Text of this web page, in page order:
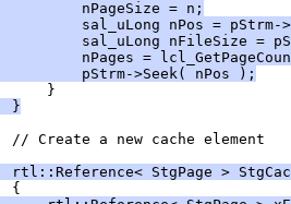
nPageSize = n;
sal_uLong nPos = pStrm-
sal_uLong nFileSize =
nPages =
pStrm->Seek( nPos );
}
// Create a new cache element
rtl::Reference< StgPage >